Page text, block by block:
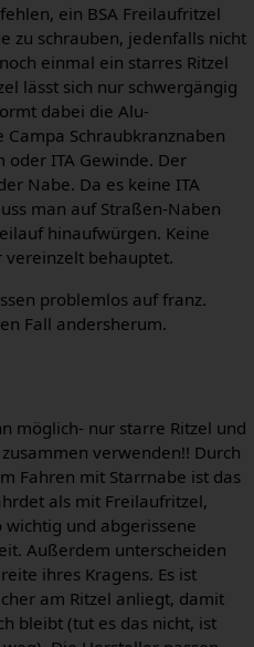
ein BSA Freilaufritzel
zu schrauben, jedenfalls nicht
einmal ein starres Ritzel
lässt sich nur schwergängig
dabei die Alu-
Schraubkranznaben
oder ITA Gewinde. Der
Nabe. Da es keine ITA
man auf Straßen-Naben
hinaufwürgen. Keine
vereinzelt behauptet.
problemlos auf franz.
Fall andersherum.
möglich- nur starre Ritzel und
verwenden!! Durch
Fahren mit Starrnabe ist das
als mit Freilaufritzel,
wichtig und abgerissene
Außerdem unterscheiden
ihres Kragens. Es ist
am Ritzel anliegt, damit
bleibt (tut es das nicht, ist